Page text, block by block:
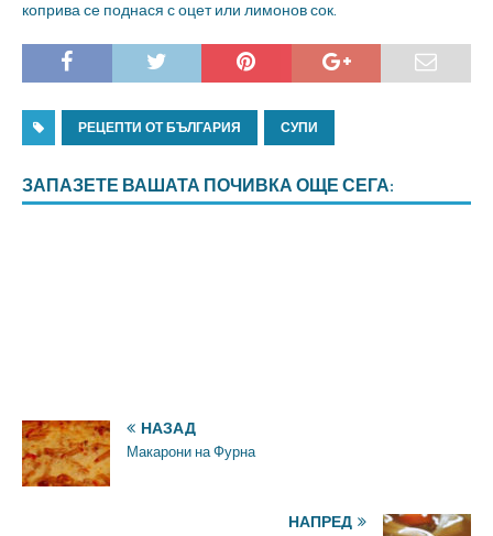
коприва се поднася с оцет или лимонов сок.
РЕЦЕПТИ ОТ БЪЛГАРИЯ СУПИ
ЗАПАЗЕТЕ ВАШАТА ПОЧИВКА ОЩЕ СЕГА:
НАЗАД
Макарони на Фурна
НАПРЕД